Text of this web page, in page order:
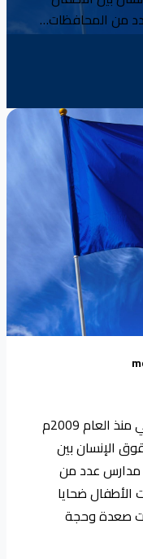
من المحافظات…
منذ العام 2009م
الإنسان بين
مدارس عدد من
الأطفال ضحايا
صعدة وحجة